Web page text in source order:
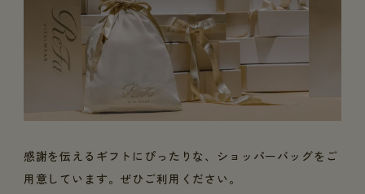
感謝を伝えるギフトにぴったりな、ショッパーバッグをご
用意しています。ぜひご利用ください。